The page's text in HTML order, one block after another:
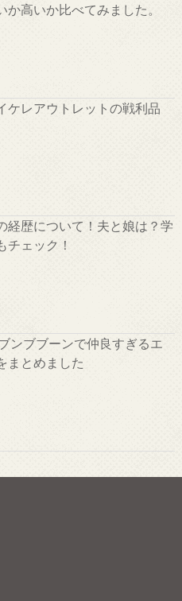
か高いか比べてみました。
ケレアウトレットの戦利品
経歴について！夫と娘は？学
チェック！
ンブブーンで仲良すぎるエ
まとめました